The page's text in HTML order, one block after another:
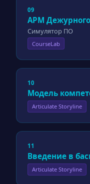
09
АРМ
Симулятор ПО
CourseLab
10
Модель
Articulate Storyline
11
Введение в
Articulate Storyline